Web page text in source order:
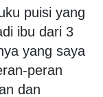
puisi yang
ibu dari 3
yang saya
peran
dan